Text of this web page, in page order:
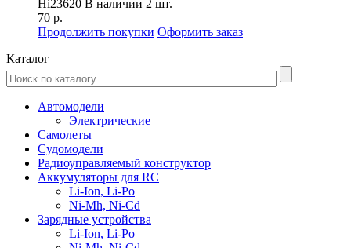
Hi23620 В наличии 2 шт.
70 р.
Продолжить покупки Оформить заказ
Каталог
Автомодели
Электрические
Самолеты
Судомодели
Радиоуправляемый конструктор
Аккумуляторы для RC
Li-Ion, Li-Po
Ni-Mh, Ni-Cd
Зарядные устройства
Li-Ion, Li-Po